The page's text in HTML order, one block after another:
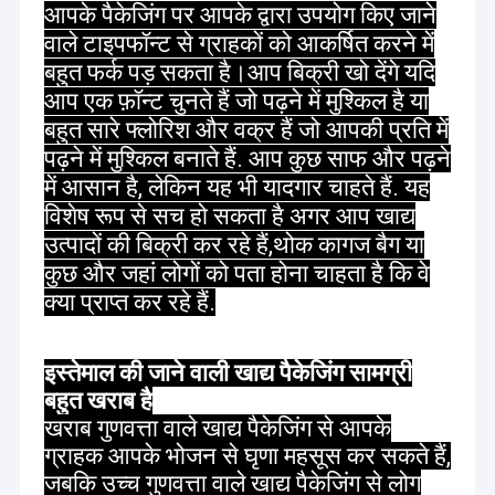
फ़ैक्टरी दौरा
गुणवत्ता नियंत्रण
हमसे संपर्क करें
समाचार
मामलों
बोली मांगें
कॉफी पैकेजिंग बैग
स्नैक पैकेजिंग बैग
भुना चिकन पैकेजिंग
आपके पैकेजिंग पर आपके द्वारा उपयोग किए जाने
वाले टाइपफॉन्ट से ग्राहकों को आकर्षित करने में
बहुत फर्क पड़ सकता है।आप बिक्री खो देंगे यदि
आप एक फ़ॉन्ट चुनते हैं जो पढ़ने में मुश्किल है या
बहुत सारे फ्लोरिश और वक्र हैं जो आपकी प्रति में
पढ़ने में मुश्किल बनाते हैं. आप कुछ साफ और पढ़ने
में आसान है, लेकिन यह भी यादगार चाहते हैं. यह
विशेष रूप से सच हो सकता है अगर आप खाद्य
उत्पादों की बिक्री कर रहे हैं,थोक कागज बैग या
कुछ और जहां लोगों को पता होना चाहता है कि वे
क्या प्राप्त कर रहे हैं.
इस्तेमाल की जाने वाली खाद्य पैकेजिंग सामग्री
बहुत खराब है
खराब गुणवत्ता वाले खाद्य पैकेजिंग से आपके
ग्राहक आपके भोजन से घृणा महसूस कर सकते हैं,
जबकि उच्च गुणवत्ता वाले खाद्य पैकेजिंग से लोग
एकीकृत है,उत्पादन और निर्माण. Wयूरोप,अमेरिका सहित विश्व
के लिए उच्च गुणवत्ता वाले लेमिनेटिंग बैग, फिल्म्स और विभिन्न
संरचनाओं के लेबल के उत्पादन पर 30 से अधिक वर्षों का
अनुभव,दक्षिण पूर्व एशिया न्यूजीलैंड और ऑस्ट्रेलिया.
हमारी कंपनी ने पेशेवर टीम सेवा और उत्कृष्ट डिजाइन
के माध्यम से कई बार फॉर्च्यून 500 कंपनियों के साथ सहयोग
स्थापित किए हैं।हमारे उत्पाद बी आर सी ग्लोबल पैकेजिंग मानक
प्रमाणन के साथ, एफडीए और क्वालिटी सेफ खाद्य संपर्क के
प्रमाणित और हमें ट्रेडमार्क प्रिंटिंग पर सरकार से लाइसेंस
है।
चंगसिंग का सिद्धांत आपको सस्ती पैकेजिंग समाधान, प्रतिस्पर्धी
कीमतें, लगातार और समय पर डिलीवरी करने की क्षमता प्रदान
करना है। विशेष रूप से कॉफी के लिए; चावल;आटा और
पैकेजिंग और सभी संबंधित खाद्य सामग्री उद्योग उत्पादों की
सुनिश्चित करने के लिए. हमें एक अनुभवी परिपक्व भागीदार के